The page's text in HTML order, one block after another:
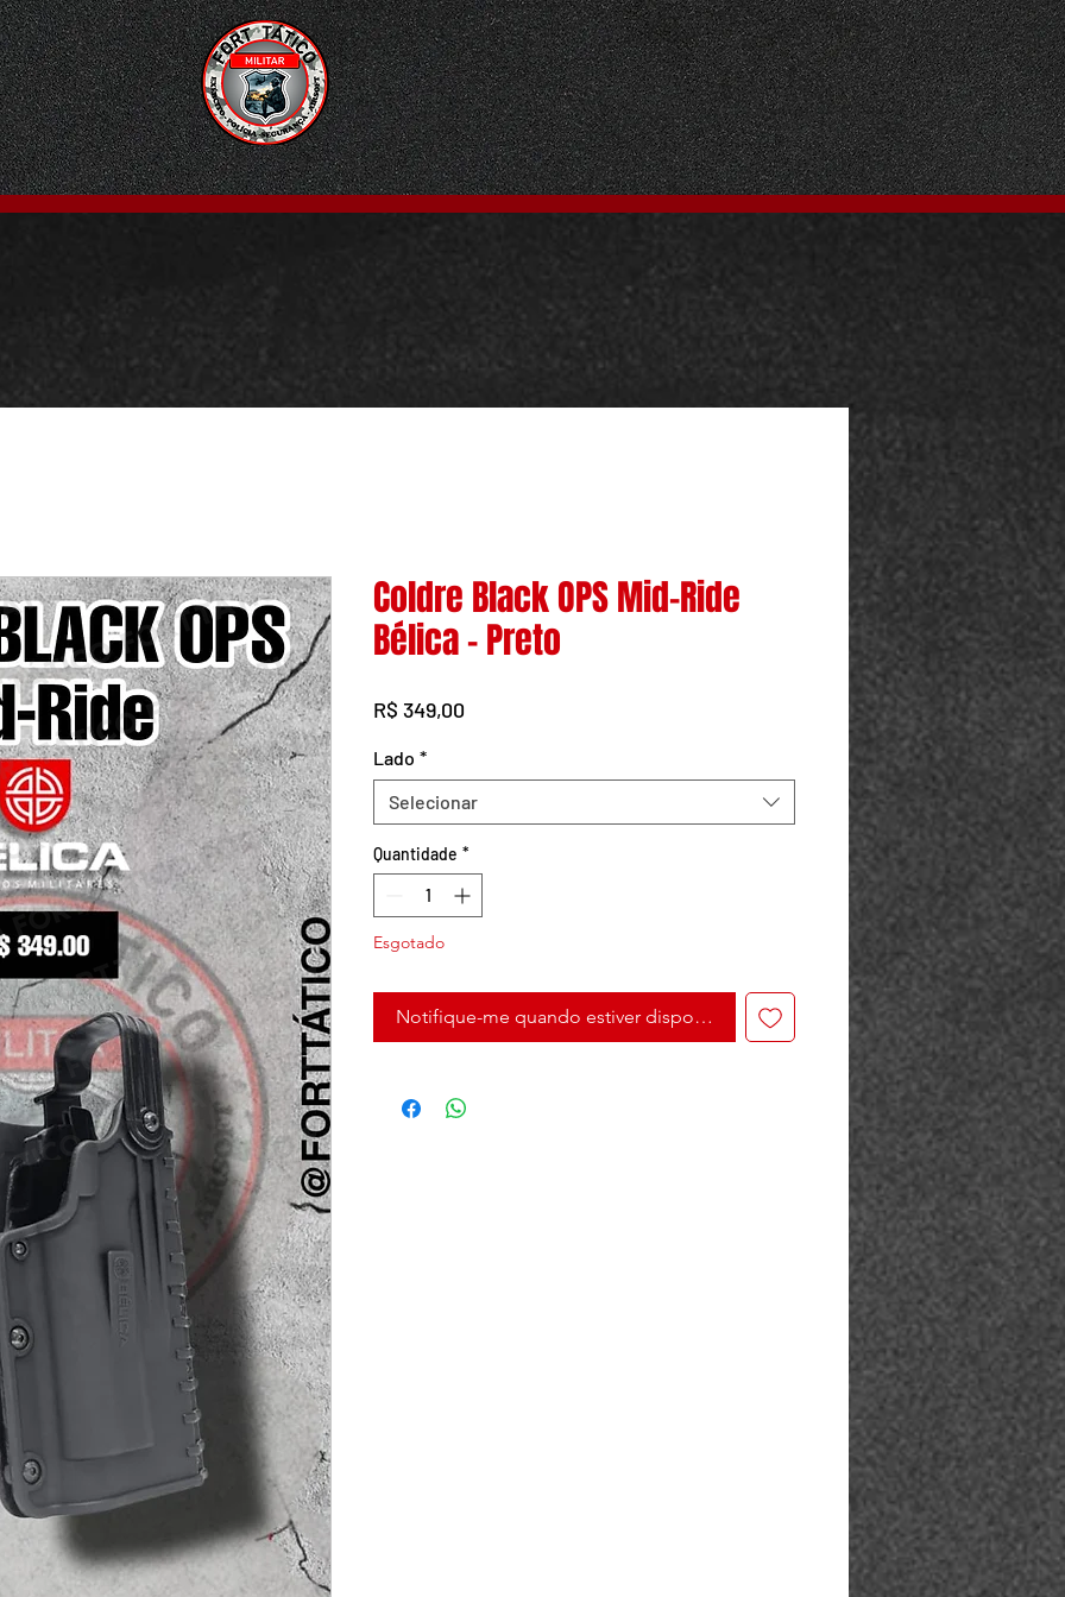
Coldre Black OPS Mid-Ride
Bélica - Preto
R$ 349,00
Lado *
Selecionar
Quantidade *
Esgotado
Notifique-me quando estiver disponível